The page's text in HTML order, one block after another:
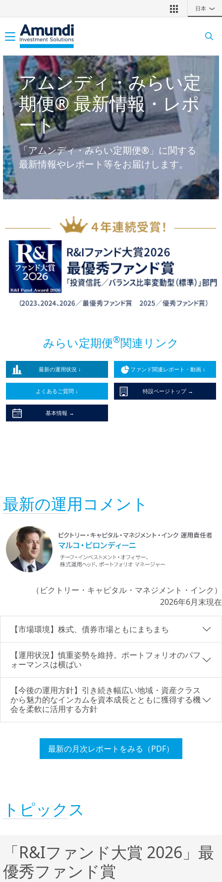
日本 ❯
Toggle navigation
アムンディ・みらい定
期便® 最新情報・レポ
ート
「アムンディ・みらい定期便®」に関する
最新情報やレポート等をお届けします。
みらい定期便®関連リンク
最新の運用状況 ↓ ファンド関連レポート・動画 ↓
よくあるご質問 ↓ 特設ページトップ →
基本情報 →
最新の運用コメント
（ビクトリー・キャピタル・マネジメント・インク）
2026年6月末現在
【市場環境】株式、債券市場ともにまちまち
【運用状況】慎重姿勢を維持。ポートフォリオのパフ
ォーマンスは横ばい
【今後の運用方針】引き続き幅広い地域・資産クラス
から魅力的なインカムを資本成長とともに獲得する機
会を柔軟に活用する方針
最新の月次レポートをみる（PDF）
トピックス
「R&Iファンド大賞 2026」最
優秀ファンド賞